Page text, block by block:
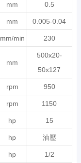
mm 0.5
mm 0.005-0.04
mm/min 230
mm
500x20-
50x127
rpm 950
rpm 1150
hp 15
hp 油壓
hp 1/2